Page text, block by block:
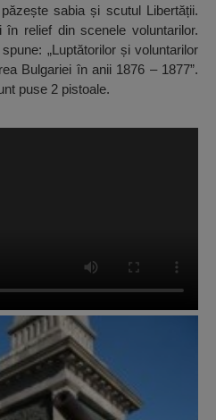
sabia și scutul Libertății.
relief din scenele voluntarilor.
„Luptătorilor și voluntarilor
Bulgariei în anii 1876 – 1877”.
puse 2 pistoale.